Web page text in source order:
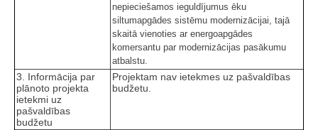
nepieciešamos ieguldījumus ēku
siltumapgādes sistēmu modernizācijai, tajā
skaitā vienoties ar energoapgādes
komersantu par modernizācijas pasākumu
atbalstu.
3. Informācija par
plānoto projekta
ietekmi uz
pašvaldības
budžetu
Projektam nav ietekmes uz pašvaldības
budžetu.